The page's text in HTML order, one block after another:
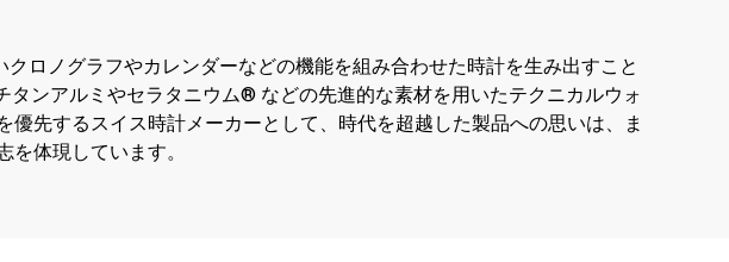
ロノグラフやカレンダーなどの機能を組み合わせた時計を生み出すこと
ンアルミやセラタニウム® などの先進的な素材を用いたテクニカルウォ
先するスイス時計メーカーとして、時代を超越した製品への思いは、ま
を体現しています。